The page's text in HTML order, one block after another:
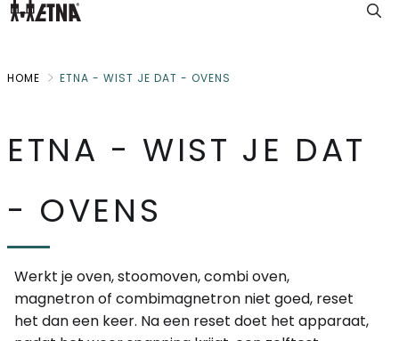
Skip
HOME ETNA - WIST JE DAT - OVENS
ETNA - WIST JE DAT
- OVENS
Werkt je oven, stoomoven, combi oven,
magnetron of combimagnetron niet goed, reset
het dan een keer. Na een reset doet het apparaat,